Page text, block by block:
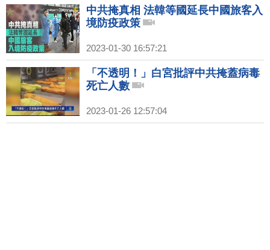
中共掩真相 法韓等國延長中國旅客入
境防疫政策
2023-01-30 16:57:21
「不透明！」白宮批評中共掩蓋病毒
死亡人數
2023-01-26 12:57:04